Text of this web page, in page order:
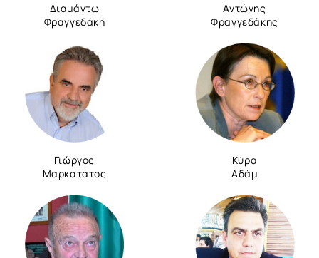
Διαμάντω
Φραγγεδάκη
Αντώνης
Φραγγεδάκης
Γιώργος
Μαρκατάτος
Κύρα
Αδάμ